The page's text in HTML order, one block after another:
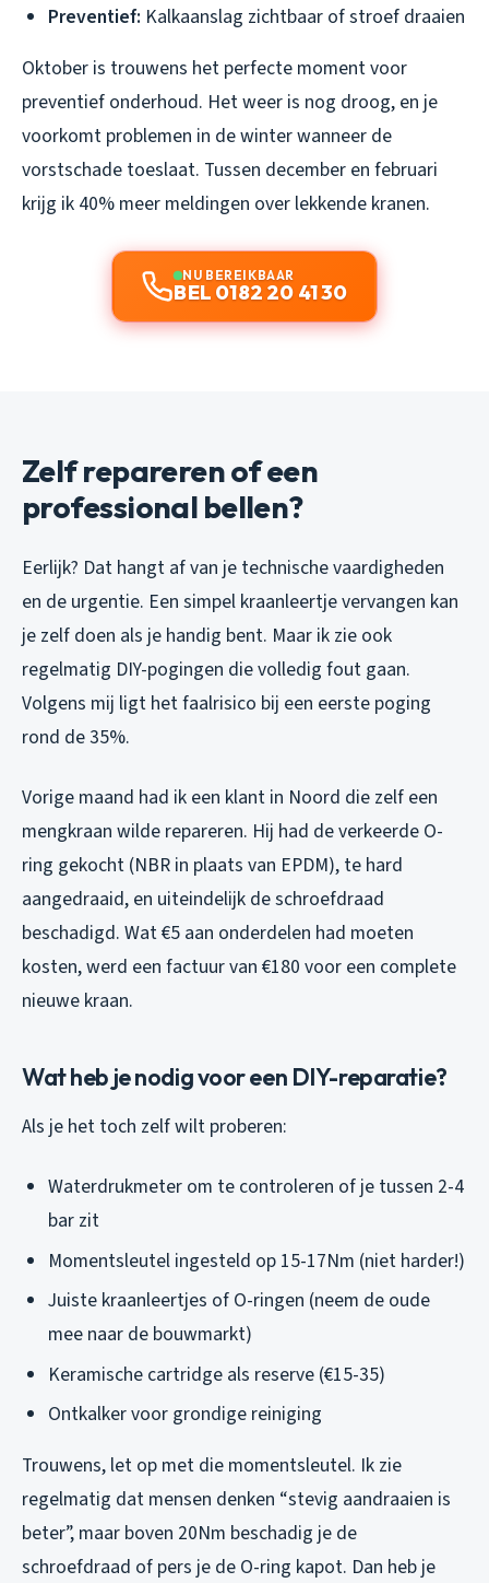
Preventief: Kalkaanslag zichtbaar of stroef draaien
Oktober is trouwens het perfecte moment voor
preventief onderhoud. Het weer is nog droog, en je
voorkomt problemen in de winter wanneer de
vorstschade toeslaat. Tussen december en februari
krijg ik 40% meer meldingen over lekkende kranen.
NU BEREIKBAAR
BEL 0182 20 41 30
Zelf repareren of een
professional bellen?
Eerlijk? Dat hangt af van je technische vaardigheden
en de urgentie. Een simpel kraanleertje vervangen kan
je zelf doen als je handig bent. Maar ik zie ook
regelmatig DIY-pogingen die volledig fout gaan.
Volgens mij ligt het faalrisico bij een eerste poging
rond de 35%.
Vorige maand had ik een klant in Noord die zelf een
mengkraan wilde repareren. Hij had de verkeerde O-
ring gekocht (NBR in plaats van EPDM), te hard
aangedraaid, en uiteindelijk de schroefdraad
beschadigd. Wat €5 aan onderdelen had moeten
kosten, werd een factuur van €180 voor een complete
nieuwe kraan.
Wat heb je nodig voor een DIY-reparatie?
Als je het toch zelf wilt proberen:
Waterdrukmeter om te controleren of je tussen 2-4
bar zit
Momentsleutel ingesteld op 15-17Nm (niet harder!)
Juiste kraanleertjes of O-ringen (neem de oude
mee naar de bouwmarkt)
Keramische cartridge als reserve (€15-35)
Ontkalker voor grondige reiniging
Trouwens, let op met die momentsleutel. Ik zie
regelmatig dat mensen denken “stevig aandraaien is
beter”, maar boven 20Nm beschadig je de
schroefdraad of pers je de O-ring kapot. Dan heb je